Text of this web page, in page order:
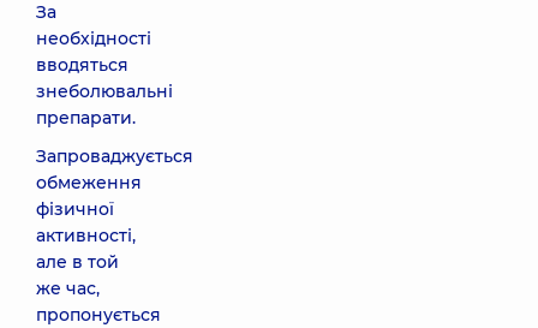
За
необхідності
вводяться
знеболювальні
препарати.
Запроваджується
обмеження
фізичної
активності,
але в той
же час,
пропонується